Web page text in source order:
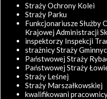
Straży Ochrony Kolei
Straży Parku
Funkcjonariusze Służby
Krajowej Administracji
inspektorzy Inspekcji
strażnicy Straży
Państwowej Straży
Państwowej Straży
Straży Leśnej
Straży Marszałkowskiej
kwalifikowani